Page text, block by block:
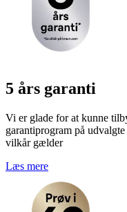
5 års garanti
Vi er glade for at kunne
garantiprogram på
vilkår gælder
Læs mere